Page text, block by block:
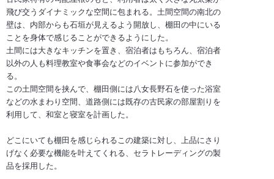
飛び交うダイナミックな空間に包まれる。土間空間の南北の
壁は、内部からも石垣が見えるよう開放し、棚田の中にいる
ことを身体で感じることができるようにした。
土間には大きなキッチンを置き、宿泊者はもちろん、宿泊者
以外の人も料理教室や食事会などのイベントに参加ができ
る。
この土間空間を挟んで、棚田側には八女長野石を使った浴室
などの水まわり空間、道路側には既存の古民家の部屋割りを
利用して、和室と寝室を計画した。
どこにいても棚田を感じられるこの建築に対し、上品にさり
げなく必要な機能を叶えてくれる、セラトレーディングの製
品を採用した。